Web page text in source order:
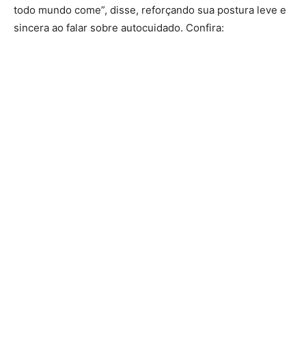
todo mundo come”, disse, reforçando sua postura leve e
sincera ao falar sobre autocuidado. Confira: